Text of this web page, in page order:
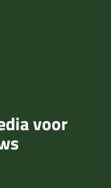
voor